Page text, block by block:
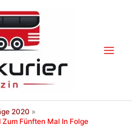
2020
Fünften Mal In Folge